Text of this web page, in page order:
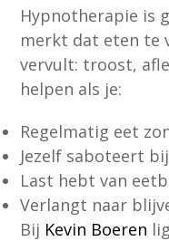
Hypnotherapie is
merkt dat eten te
vervult: troost,
helpen als je:
Regelmatig eet
Jezelf saboteert
Last hebt van
Verlangt naar
Bij Kevin Boeren